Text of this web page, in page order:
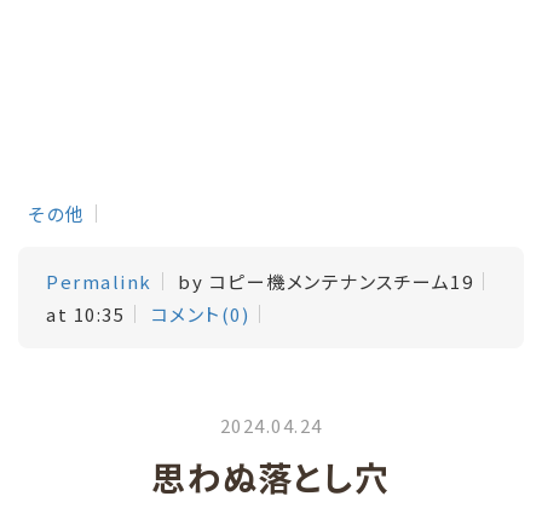
その他
Permalink
by コピー機メンテナンスチーム19
at 10:35
コメント(0)
2024.04.24
思わぬ落とし穴